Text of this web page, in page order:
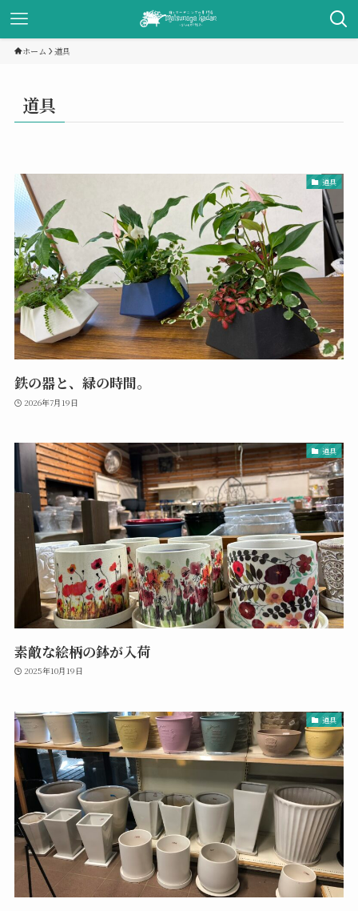
ホーム 道具
道具
道具
鉄の器と、緑の時間。
2026年7月19日
道具
素敵な絵柄の鉢が入荷
2025年10月19日
道具